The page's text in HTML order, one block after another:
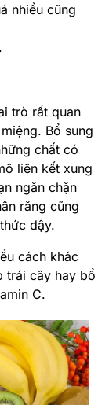
nhiều cũng
trò rất quan
Bổ sung
chất có
liên kết xung
ngăn chặn
răng cũng
dậy.
cách khác
trái cây hay bổ
C.